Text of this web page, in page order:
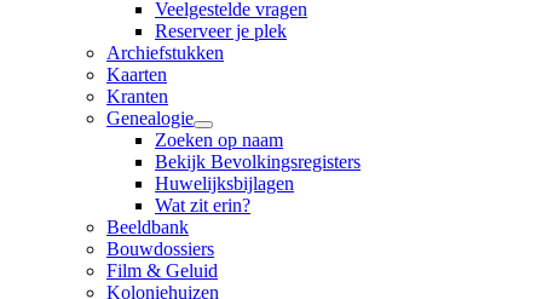
Veelgestelde vragen
Reserveer je plek
Archiefstukken
Kaarten
Kranten
Genealogie
Zoeken op naam
Bekijk Bevolkingsregisters
Huwelijksbijlagen
Wat zit erin?
Beeldbank
Bouwdossiers
Film & Geluid
Koloniehuizen